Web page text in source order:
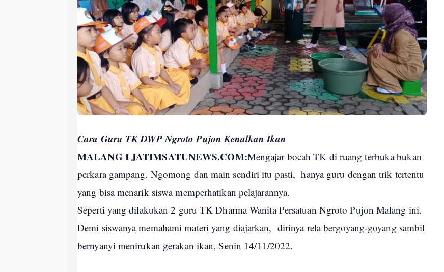
Cara Guru TK DWP Ngroto Pujon Kenalkan Ikan
MALANG I JATIMSATUNEWS.COM:Mengajar bocah TK di ruang terbuka bukan
perkara gampang. Ngomong dan main sendiri itu pasti, hanya guru dengan trik tertentu
yang bisa menarik siswa memperhatikan pelajarannya.
Seperti yang dilakukan 2 guru TK Dharma Wanita Persatuan Ngroto Pujon Malang ini.
Demi siswanya memahami materi yang diajarkan, dirinya rela bergoyang-goyang sambil
bernyanyi menirukan gerakan ikan, Senin 14/11/2022.